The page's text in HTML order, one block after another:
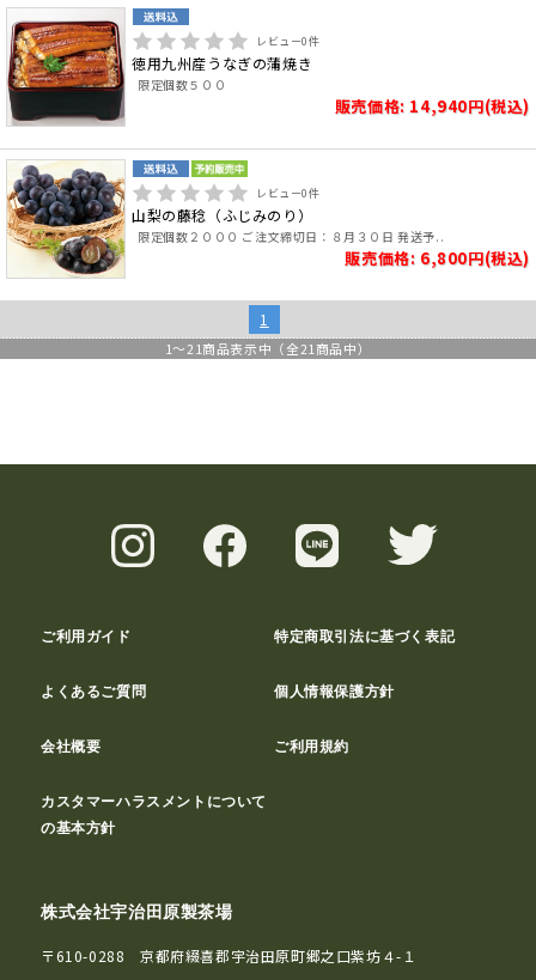
レビュー0件
徳用九州産うなぎの蒲焼き
限定個数５００
販売価格: 14,940円(税込)
レビュー0件
山梨の藤稔（ふじみのり）
限定個数２０００ ご注文締切日：８月３０日 発送予..
販売価格: 6,800円(税込)
1
1～21商品表示中（全21商品中）
ご利用ガイド 特定商取引法に基づく表記
よくあるご質問 個人情報保護方針
会社概要 ご利用規約
カスタマーハラスメントについて
の基本方針
株式会社宇治田原製茶場
〒610-0288 京都府綴喜郡宇治田原町郷之口紫坊４-１